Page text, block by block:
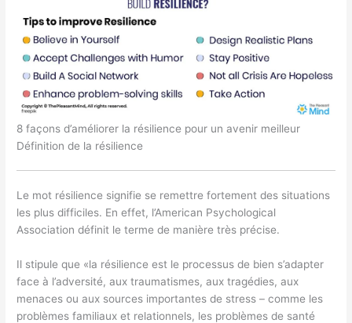
8 façons d’améliorer la résilience pour un avenir meilleur
Définition de la résilience
Le mot résilience signifie se remettre fortement des situations
les plus difficiles. En effet, l’American Psychological
Association définit le terme de manière très précise.
Il stipule que «la résilience est le processus de bien s’adapter
face à l’adversité, aux traumatismes, aux tragédies, aux
menaces ou aux sources importantes de stress – comme les
problèmes familiaux et relationnels, les problèmes de santé